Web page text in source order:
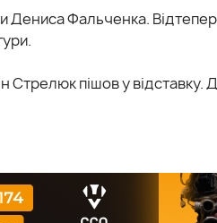
Дениса Фальченка. Відтепер
Стрелюк пішов у